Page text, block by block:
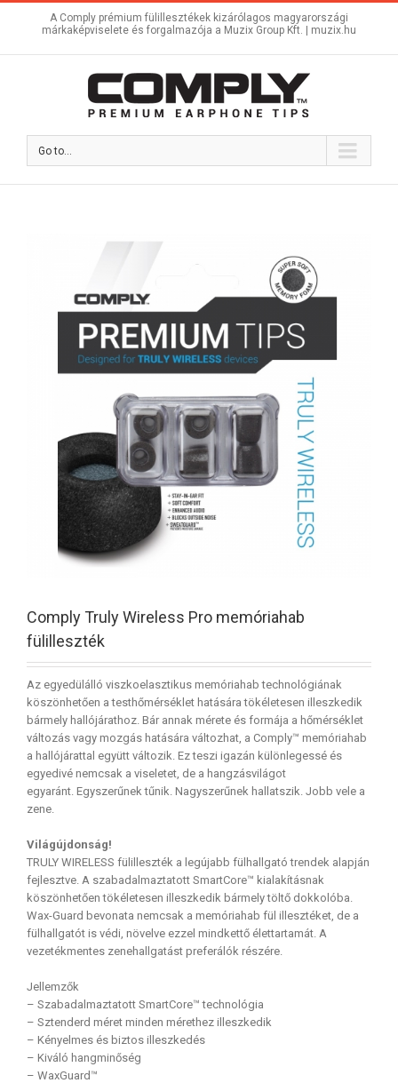
A Comply prémium fülillesztékek kizárólagos magyarországi
márkaképviselete és forgalmazója a Muzix Group Kft. | muzix.hu
Go to...
Comply Truly Wireless Pro memóriahab
fülilleszték
Az egyedülálló viszkoelasztikus memóriahab technológiának
köszönhetően a testhőmérséklet hatására tökéletesen illeszkedik
bármely hallójárathoz. Bár annak mérete és formája a hőmérséklet
változás vagy mozgás hatására változhat, a Comply™ memóriahab
a hallójárattal együtt változik. Ez teszi igazán különlegessé és
egyedivé nemcsak a viseletet, de a hangzásvilágot
egyaránt. Egyszerűnek tűnik. Nagyszerűnek hallatszik. Jobb vele a
zene.
Világújdonság!
TRULY WIRELESS fülilleszték a legújabb fülhallgató trendek alapján
fejlesztve. A szabadalmaztatott SmartCore™ kialakításnak
köszönhetően tökéletesen illeszkedik bármely töltő dokkolóba.
Wax-Guard bevonata nemcsak a memóriahab fül illesztéket, de a
fülhallgatót is védi, növelve ezzel mindkettő élettartamát. A
vezetékmentes zenehallgatást preferálók részére.
Jellemzők
– Szabadalmaztatott SmartCore™ technológia
– Sztenderd méret minden mérethez illeszkedik
– Kényelmes és biztos illeszkedés
– Kiváló hangminőség
– WaxGuard™